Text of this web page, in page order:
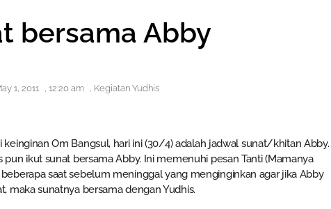
bersama Abby
1, 2011 , 12:20 am , Kegiatan Yudhis
keinginan Om Bangsul, hari ini (30/4) adalah jadwal sunat/khitan Abby.
pun ikut sunat bersama Abby. Ini memenuhi pesan Tanti (Mamanya
saat sebelum meninggal yang menginginkan agar jika Abby
maka sunatnya bersama dengan Yudhis.